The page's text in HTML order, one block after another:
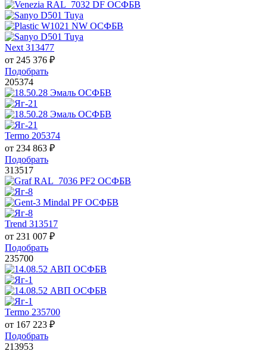
Next 313477
от 245 376 ₽
Подобрать
205374
Termo 205374
от 234 863 ₽
Подобрать
313517
Trend 313517
от 231 007 ₽
Подобрать
235700
Termo 235700
от 167 223 ₽
Подобрать
213953